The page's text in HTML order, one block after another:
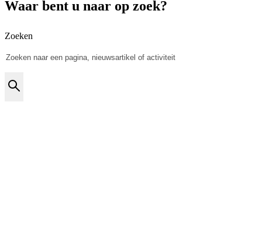
Waar bent u naar op zoek?
Zoeken